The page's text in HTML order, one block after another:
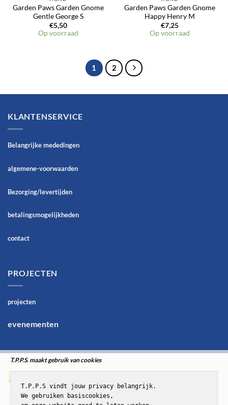
Garden Paws Garden Gnome
Gentle George S
€5,50
Op voorraad
Garden Paws Garden Gnome
Happy Henry M
€7,25
Op voorraad
1 2
KLANTENSERVICE
Belangrijke mededingen
algemene-voorwaarden
Bezorging/levertijden
betalingsmogelijkheden
contact
PROJECTEN
projecten
evenementen
T.P.P.S. maakt gebruik van cookies
T.P.P.S vindt jouw privacy belangrijk.
We gebruiken basiscookies,